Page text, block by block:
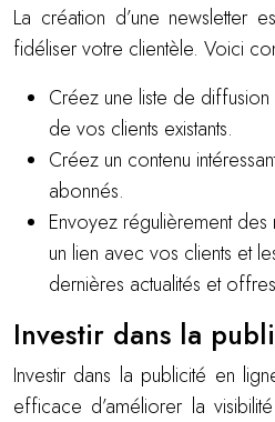
La création d’une newsletter
fidéliser votre clientèle. Voici
Créez une liste de
de vos clients existants.
Créez un contenu
abonnés.
Envoyez régulièrement des
un lien avec vos clients et
dernières actualités et
Investir dans la
Investir dans la publicité en
efficace d’améliorer la